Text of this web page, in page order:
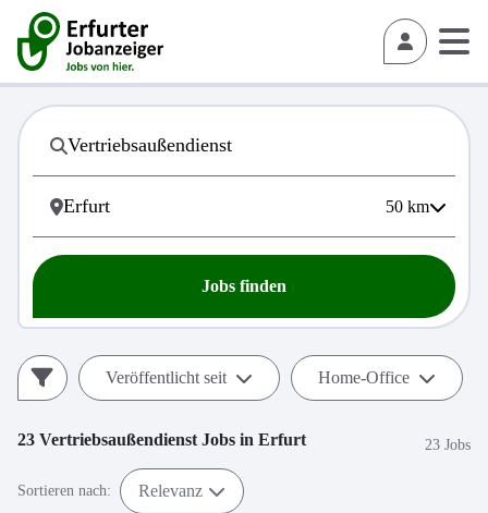
50 km
Jobs finden
Veröffentlicht seit Home-Office
23 Vertriebsaußendienst Jobs in Erfurt 23 Jobs
Sortieren nach: Relevanz